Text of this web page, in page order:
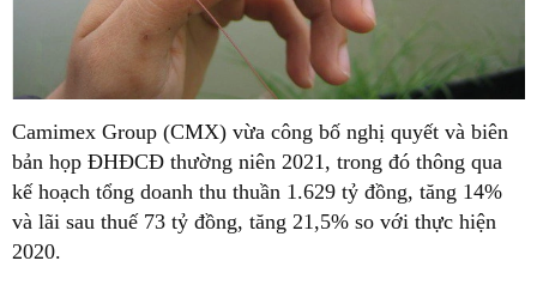
Camimex Group (CMX) vừa công bố nghị quyết và biên
bản họp ĐHĐCĐ thường niên 2021, trong đó thông qua
kế hoạch tổng doanh thu thuần 1.629 tỷ đồng, tăng 14%
và lãi sau thuế 73 tỷ đồng, tăng 21,5% so với thực hiện
2020.